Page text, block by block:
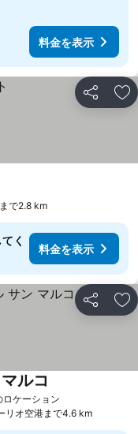
料金を表示
シェア お
で2.8 km
く
料金を表示
シェア お
ケーション
ルコ
リオ空港まで4.6 km